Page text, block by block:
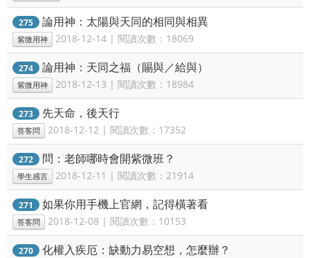
275 論用神：太陽與天同的相同與相異
紫微用神 2018-12-14 | 閱讀次數：18069
274 論用神：天同之福（賜與／給與）
紫微用神 2018-12-13 | 閱讀次數：18984
273 先天命，後天行
答客問 2018-12-12 | 閱讀次數：17352
272 問：老師哪時會開紫微班？
學生感言 2018-12-11 | 閱讀次數：21914
271 如果你用手機上官網，記得橫著看
答客問 2018-12-08 | 閱讀次數：10153
270 化權入疾厄：缺動力易空想，怎麼辦？